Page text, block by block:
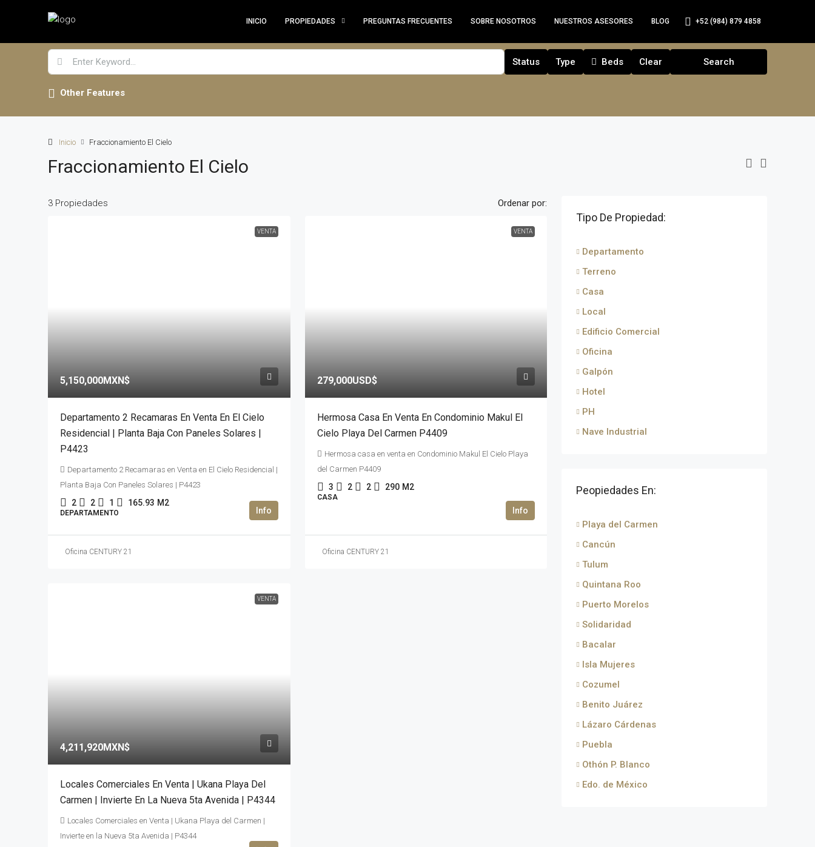
INICIO PROPIEDADES PREGUNTAS FRECUENTES SOBRE NOSOTROS NUESTROS ASESORES BLOG +52 (984) 879 4858
Status Type Beds Clear Search
Other Features
Inicio Fraccionamiento El Cielo
Fraccionamiento El Cielo
3 Propiedades Ordenar por:
VENTA
5,150,000MXN$
Departamento 2 Recamaras En Venta En El Cielo
Residencial | Planta Baja Con Paneles Solares |
P4423
Departamento 2 Recamaras en Venta en El Cielo Residencial |
Planta Baja Con Paneles Solares | P4423
2 2 1 165.93 M2
DEPARTAMENTO
Oficina CENTURY 21
VENTA
279,000USD$
Hermosa Casa En Venta En Condominio Makul El
Cielo Playa Del Carmen P4409
Hermosa casa en venta en Condominio Makul El Cielo Playa
del Carmen P4409
3 2 2 290 M2
CASA
Oficina CENTURY 21
VENTA
4,211,920MXN$
Locales Comerciales En Venta | Ukana Playa Del
Carmen | Invierte En La Nueva 5ta Avenida | P4344
Locales Comerciales en Venta | Ukana Playa del Carmen |
Invierte en la Nueva 5ta Avenida | P4344
Tipo De Propiedad:
Departamento
Terreno
Casa
Local
Edificio Comercial
Oficina
Galpón
Hotel
PH
Nave Industrial
Peopiedades En:
Playa del Carmen
Cancún
Tulum
Quintana Roo
Puerto Morelos
Solidaridad
Bacalar
Isla Mujeres
Cozumel
Benito Juárez
Lázaro Cárdenas
Puebla
Othón P. Blanco
Edo. de México